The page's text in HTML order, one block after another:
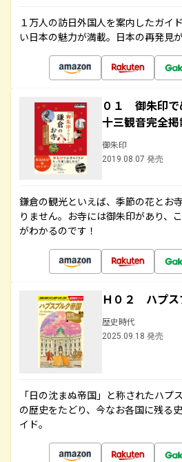
１万人の訪日外国人を案内したガイ
い日本の魅力が満載。日本の再発見
０１ 御朱印
十三観音完全
御朱印
2019.08.07 発売
鎌倉の観光といえば、季節の花とお
りません。お寺には御朱印があり、
がわかるのです！
Ｈ０２ ハプス
歴史時代
2025.09.18 発売
「日の沈まぬ帝国」と称されたハプ
の歴史をたどり、今なお各国に残る
イド。